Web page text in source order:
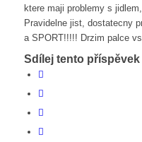
ktere maji problemy s
Pravidelne jist, dostatecny
a SPORT!!!!! Drzim palce
Sdílej tento příspěvek